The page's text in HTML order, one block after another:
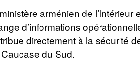
arménien de
d’informations
directement à la sécurité
du Sud.